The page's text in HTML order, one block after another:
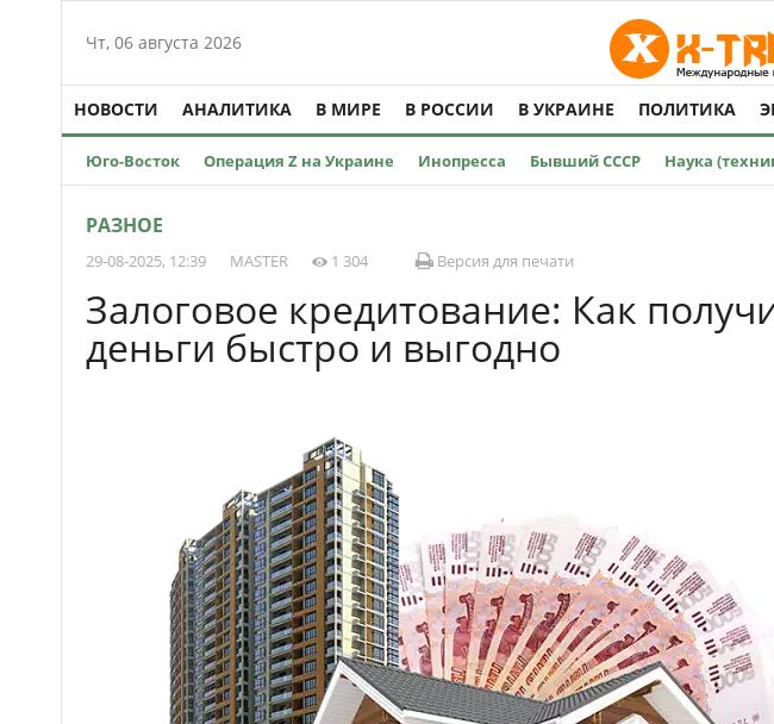
Чт, 06 августа 2026
НОВОСТИ АНАЛИТИКА В МИРЕ В РОССИИ В УКРАИНЕ ПОЛИТИКА
Юго-Восток Операция Z на Украине Инопресса Бывший СССР Наука
РАЗНОЕ
29-08-2025, 12:39 MASTER 1 304 Версия для печати
Залоговое кредитование: Как
деньги быстро и выгодно